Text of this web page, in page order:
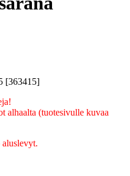
[363415]
alhaalta (tuotesivulle kuvaa